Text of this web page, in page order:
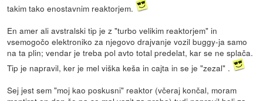
takim tako enostavnim reaktorjem.
En amer ali avstralski tip je z "turbo velikim reaktorjem" in
vsemogočo elektroniko za njegovo drajvanje vozil buggy-ja samo
na ta plin; vendar je treba pol avto total predelat, kar se ne splača.
Tip je napravil, ker je mel viška keša in cajta in se je "zezal" .
Sej jest sem "moj kao poskusni" reaktor (včeraj končal, moram